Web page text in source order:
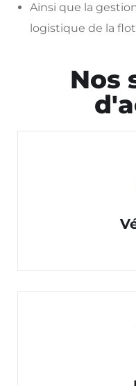
Ainsi que la
logistique de la
Nos